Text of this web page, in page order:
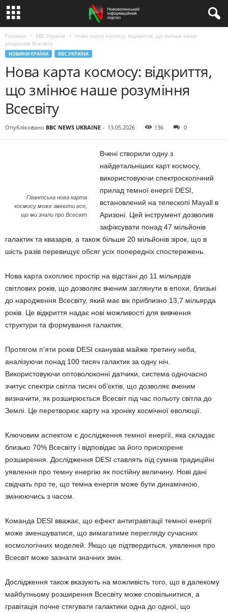
Головна BBC Україна
Нова карта космосу: відкриття, що змінює наше
розуміння Всесвіту
НОВИНИ КРАЇНИ BBC УКРАЇНА
Нова карта космосу: відкриття,
що змінює наше розуміння
Всесвіту
Опубліковано BBC NEWS UKRAINE - 13.05.2026 136 0
Гігантська нова карта
космосу може змінити все,
що ми знали про Всесвіт
Вчені створили одну з
найдетальніших карт космосу,
використовуючи спектроскопічний
прилад темної енергії DESI,
встановлений на телескопі Mayall в
Аризоні. Цей інструмент дозволив
зафіксувати понад 47 мільйонів
галактик та квазарів, а також більше 20 мільйонів зірок, що в
шість разів перевищує обсяг усіх попередніх спостережень.
Нова карта охоплює простір на відстані до 11 мільярдів
світлових років, що дозволяє вченим заглянути в епохи, близькі
до народження Всесвіту, який має вік приблизно 13,7 мільярда
років. Це відкриття надає нові можливості для вивчення
структури та формування галактик.
Протягом п’яти років DESI сканував майже третину неба,
аналізуючи понад 100 тисяч галактик за одну ніч.
Використовуючи оптоволоконні датчики, система одночасно
зчитує спектри світла тисяч об’єктів, що дозволяє вченим
визначити, як розширюється Всесвіт під час польоту світла до
Землі. Це перетворює карту на хроніку космічної еволюції.
Ключовим аспектом є дослідження темної енергії, яка складає
близько 70% Всесвіту і відповідає за його прискорене
розширення. Дослідження DESI ставлять під сумнів традиційні
уявлення про темну енергію як постійну величину. Нові дані
свідчать про те, що темна енергія може бути динамічною,
змінюючись з часом.
Команда DESI вважає, що ефект антигравітації темної енергії
може зменшуватися, що вимагатиме перегляду сучасних
космологічних моделей. Якщо це підтвердиться, уявлення про
Всесвіт може зазнати значних змін.
Дослідження також вказують на можливість того, що в далекому
майбутньому розширення Всесвіту може сповільнитися, а
гравітація почне стягувати галактики одна до одної, що